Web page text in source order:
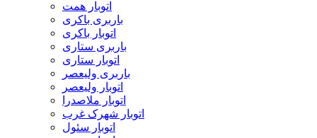
اتوبار همت
باربری باکری
اتوبار باکری
باربری ستاری
اتوبار ستاری
باربری ولیعصر
اتوبار ولیعصر
اتوبار ملاصدرا
اتوبار شهرک غرب
اتوبار سئول